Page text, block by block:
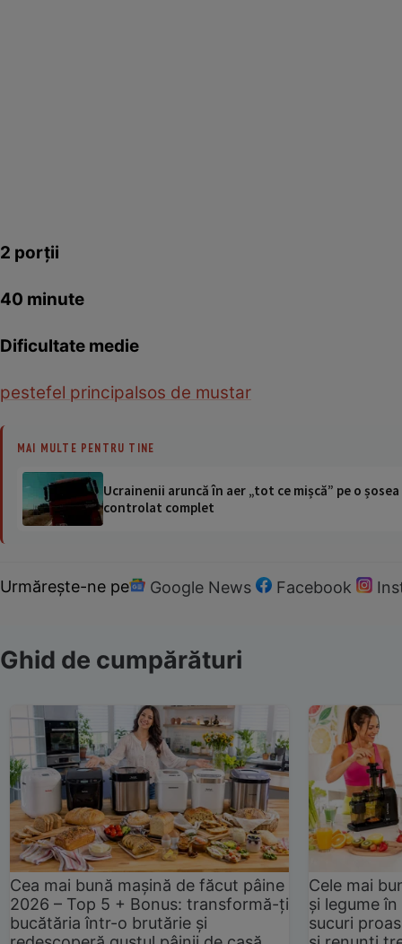
2 porţii
40 minute
Dificultate medie
pestefel principalsos de mustar
MAI MULTE PENTRU TINE
Ucrainenii aruncă în aer „tot ce mișcă” pe o
controlat complet
Urmărește-ne pe Google News Facebook
Ghid de cumpărături
Cea mai bună mașină de făcut pâine
2026 – Top 5 + Bonus: transformă-ți
bucătăria într-o brutărie și
Cele mai
și legume
sucuri